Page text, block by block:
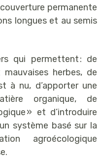
permanente
longues et au semis
qui permettent : de
herbes, de
à nu, d’apporter une
organique, de
» et d’introduire
système basé sur la
agroécologique